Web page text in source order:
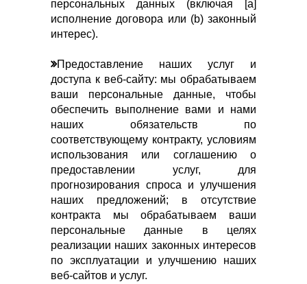
персональных данных (включая [a]
исполнение договора или (b) законный
интерес).
Предоставление наших услуг и
доступа к веб-сайту: мы обрабатываем
ваши персональные данные, чтобы
обеспечить выполнение вами и нами
наших обязательств по
соответствующему контракту, условиям
использования или соглашению о
предоставлении услуг, для
прогнозирования спроса и улучшения
наших предложений; в отсутствие
контракта мы обрабатываем ваши
персональные данные в целях
реализации наших законных интересов
по эксплуатации и улучшению наших
веб-сайтов и услуг.